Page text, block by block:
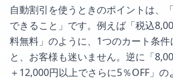
自動割引を使うときのポイントは、
できること」です。例えば「税込
料無料」のように、1つのカート条
と、お客様も迷いません。逆に「
＋12,000円以上でさらに5％OFF」